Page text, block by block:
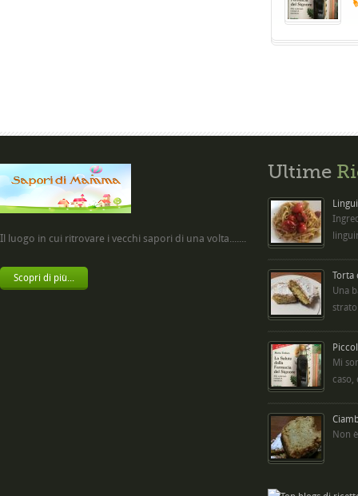
Il luogo in cui ritrovare i vecchi sapori di una volta.......
Scopri di più...
Ultime
Torta
Una
Mi
caso,
Non